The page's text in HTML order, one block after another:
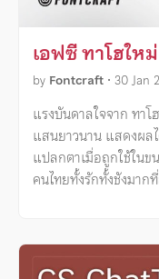
เอฟซี ทาโฮให
by Fontcraft • 30 Jan
แรงบันดาลใจจาก ทา
แสนยาวนาน แสดงผล
แปลกตาเมื่อถูกใช้ใน
คนไทยทั้งรักทั้งชังมาก